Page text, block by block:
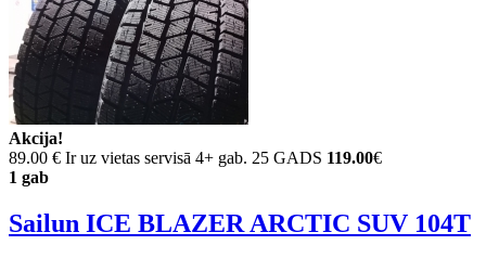
Akcija!
89.00 € Ir uz vietas servisā 4+ gab. 25 GADS 119.00€
1 gab
Sailun ICE BLAZER ARCTIC SUV 104T